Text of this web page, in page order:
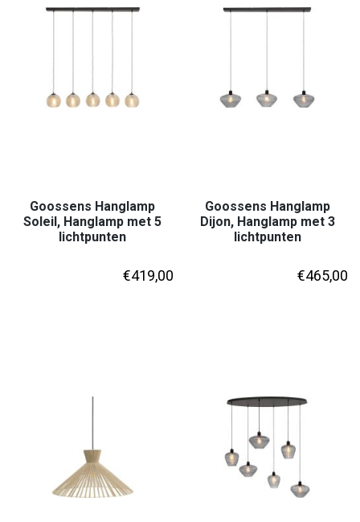
Goossens Hanglamp
Soleil, Hanglamp met 5
lichtpunten
€419,00
Goossens Hanglamp
Dijon, Hanglamp met 3
lichtpunten
€465,00